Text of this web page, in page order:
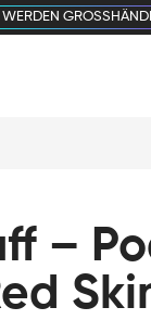
WERDEN
–